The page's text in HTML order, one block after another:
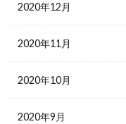
2020年12月
2020年11月
2020年10月
2020年9月